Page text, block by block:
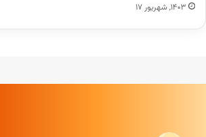
۱۴۰۳, شهریور ۱۷